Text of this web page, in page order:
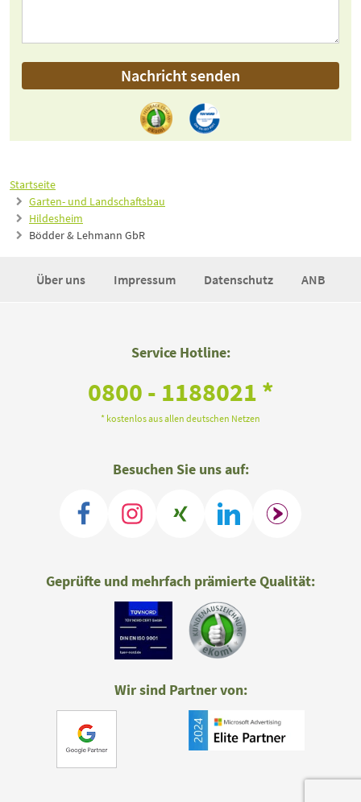
Startseite
Garten- und Landschaftsbau
Hildesheim
Bödder & Lehmann GbR
Nachricht senden
Über uns Impressum Datenschutz ANB
Service Hotline:
0800 - 1188021 *
* kostenlos aus allen deutschen Netzen
Besuchen Sie uns auf:
Geprüfte und mehrfach prämierte Qualität:
Wir sind Partner von: